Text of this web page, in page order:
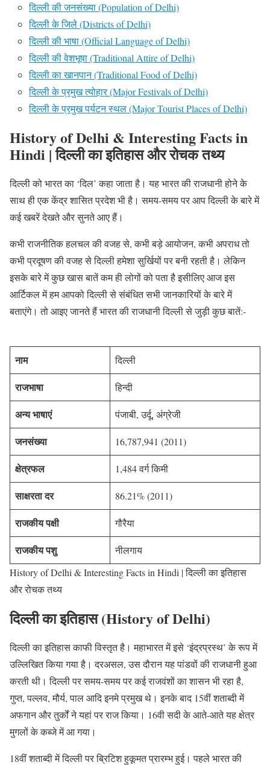
दिल्ली की जनसंख्या (Population of Delhi)
दिल्ली के जिले (Districts of Delhi)
दिल्ली की भाषा (Official Language of Delhi)
दिल्ली की वेशभूषा (Traditional Attire of Delhi)
दिल्ली का खानपान (Traditional Food of Delhi)
दिल्ली के प्रमुख त्योहार (Major Festivals of Delhi)
दिल्ली के प्रमुख पर्यटन स्थल (Major Tourist Places of Delhi)
History of Delhi & Interesting Facts in
Hindi | दिल्ली का इतिहास और रोचक तथ्य
दिल्ली को भारत का ‘दिल’ कहा जाता है। यह भारत की राजधानी होने के
साथ ही एक केंद्र शासित प्रदेश भी है। समय-समय पर आप दिल्ली के बारे में
कई खबरें देखते और सुनते आए हैं।
कभी राजनीतिक हलचल की वजह से, कभी बड़े आयोजन, कभी अपराध तो
कभी प्रदूषण की वजह से दिल्ली हमेशा सुर्खियों पर बनी रहती है। लेकिन
इसके बारे में कुछ खास बातें कम ही लोगों को पता है इसीलिए आज इस
आर्टिकल में हम आपको दिल्ली से संबंधित सभी जानकारियों के बारे में
बताएंगे। तो आइए जानते हैं भारत की राजधानी दिल्ली से जुड़ी कुछ बातें:-
नाम दिल्ली
राजभाषा हिन्दी
अन्य भाषाएं पंजाबी, उर्दू, अंग्रेजी
जनसंख्या 16,787,941 (2011)
क्षेत्रफल 1,484 वर्ग किमी
साक्षरता दर 86.21% (2011)
राजकीय पक्षी गौरैया
राजकीय पशु
नीलगाय
History of Delhi & Interesting Facts in Hindi | दिल्ली का इतिहास
और रोचक तथ्य
दिल्ली का इतिहास (History of Delhi)
दिल्ली का इतिहास काफी विस्तृत है। महाभारत में इसे ‘इंद्रप्रस्थ’ के रूप में
उल्लिखित किया गया है। दरअसल, उस दौरान यह पांडवों की राजधानी हुआ
करती थी। दिल्ली पर समय-समय पर कई राजवंशों का शासन भी रहा है,
गुप्त, पल्लव, मौर्य, पाल आदि इनमे प्रमुख थे। इनके बाद 15वीं शताब्दी में
अफगान और तुर्कों ने यहां पर राज किया। 16वी सदी के आते-आते यह क्षेत्र
मुगलों के कब्जे में आ गया।
18वीं शताब्दी में दिल्ली पर ब्रिटिश हुकूमत प्रारम्भ हुई। पहले भारत की